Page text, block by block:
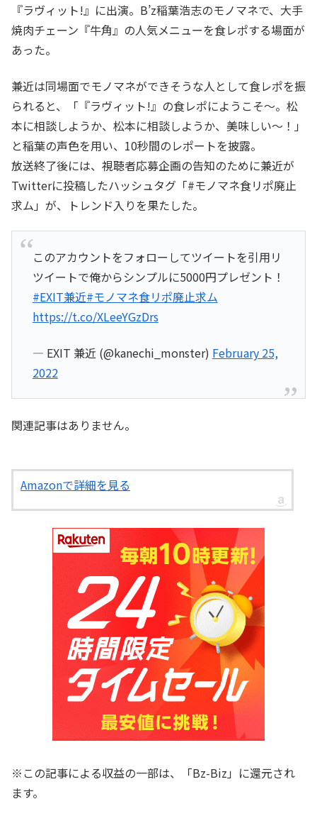
『ラヴィット!』に出演。B’z稲葉浩志のモノマネで、大手
焼肉チェーン『牛角』の人気メニューを食レポする場面が
あった。
兼近は同場面でモノマネができそうな人として食レポを振
られると、「『ラヴィット!』の食レポにようこそ～。松
本に相談しようか、松本に相談しようか、美味しい～！」
と稲葉の声色を用い、10秒間のレポートを披露。
放送終了後には、視聴者応募企画の告知のために兼近が
Twitterに投稿したハッシュタグ「#モノマネ食リポ廃止
求ム」が、トレンド入りを果たした。
このアカウントをフォローしてツイートを引用リ
ツイートで俺からシンプルに5000円プレゼント！
#EXIT兼近#モノマネ食リポ廃止求ム
https://t.co/XLeeYGzDrs
— EXIT 兼近 (@kanechi_monster) February 25,
2022
関連記事はありません。
Amazonで詳細を見る
※この記事による収益の一部は、「Bz-Biz」に還元され
ます。